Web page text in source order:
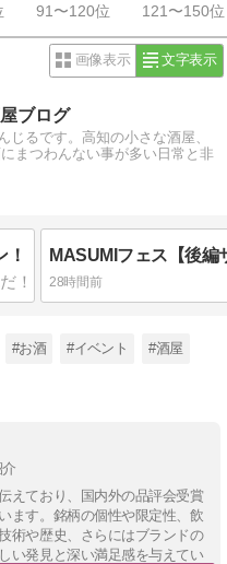
91〜120位 121〜150位
画像表示 文字表示
ブログ
じるです。高知の小さな酒屋、
まつわんない事が多い日常と非
！ MASUMIフェス【後編
28時間前
#お酒 #イベント #酒屋
えており、国内外の品評会受賞
ます。銘柄の個性や限定性、飲
術や歴史、さらにはブランドの
い発見と深い満足感を与えてい